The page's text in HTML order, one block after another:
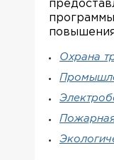
Охрана